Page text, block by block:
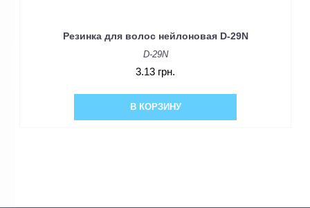
Резинка для волос нейлоновая D-29N
D-29N
3.13 грн.
В КОРЗИНУ